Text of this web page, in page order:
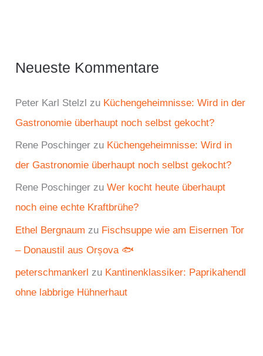
Neueste Kommentare
Peter Karl Stelzl zu Küchengeheimnisse: Wird in der
Gastronomie überhaupt noch selbst gekocht?
Rene Poschinger zu Küchengeheimnisse: Wird in
der Gastronomie überhaupt noch selbst gekocht?
Rene Poschinger zuWer kocht heute überhaupt
noch eine echte Kraftbrühe?
Ethel Bergnaum zu Fischsuppe wie am Eisernen Tor
– Donaustil aus Orșova 🐟
peterschmankerl zu Kantinenklassiker: Paprikahendl
ohne labbrige Hühnerhaut